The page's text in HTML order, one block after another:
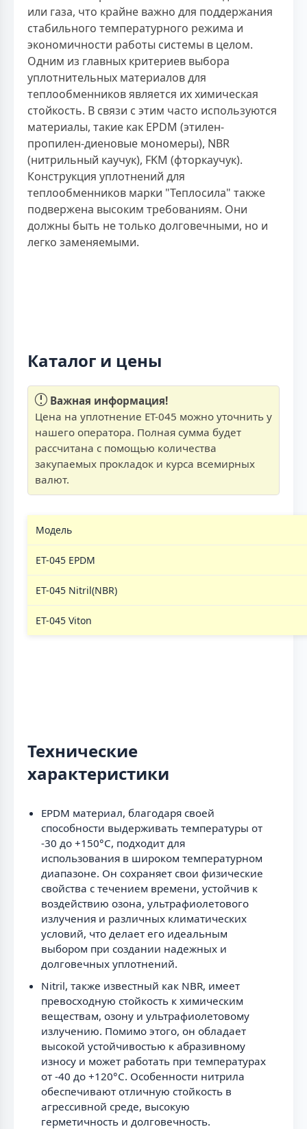
или газа, что крайне важно для поддержания
стабильного температурного режима и
экономичности работы системы в целом.
Одним из главных критериев выбора
уплотнительных материалов для
теплообменников является их химическая
стойкость. В связи с этим часто используются
материалы, такие как EPDM (этилен-
пропилен-диеновые мономеры), NBR
(нитрильный каучук), FKM (фторкаучук).
Конструкция уплотнений для
теплообменников марки "Теплосила" также
подвержена высоким требованиям. Они
должны быть не только долговечными, но и
легко заменяемыми.
Каталог и цены
Важная информация!
Цена на уплотнение ЕТ-045 можно уточнить у
нашего оператора. Полная сумма будет
рассчитана с помощью количества
закупаемых прокладок и курса всемирных
валют.
Модель
ЕТ-045 EPDM
ЕТ-045 Nitril(NBR)
ЕТ-045 Viton
Технические
характеристики
EPDM материал, благодаря своей
способности выдерживать температуры от
-30 до +150°C, подходит для
использования в широком температурном
диапазоне. Он сохраняет свои физические
свойства с течением времени, устойчив к
воздействию озона, ультрафиолетового
излучения и различных климатических
условий, что делает его идеальным
выбором при создании надежных и
долговечных уплотнений.
Nitril, также известный как NBR, имеет
превосходную стойкость к химическим
веществам, озону и ультрафиолетовому
излучению. Помимо этого, он обладает
высокой устойчивостью к абразивному
износу и может работать при температурах
от -40 до +120°C. Особенности нитрила
обеспечивают отличную стойкость в
агрессивной среде, высокую
герметичность и долговечность.